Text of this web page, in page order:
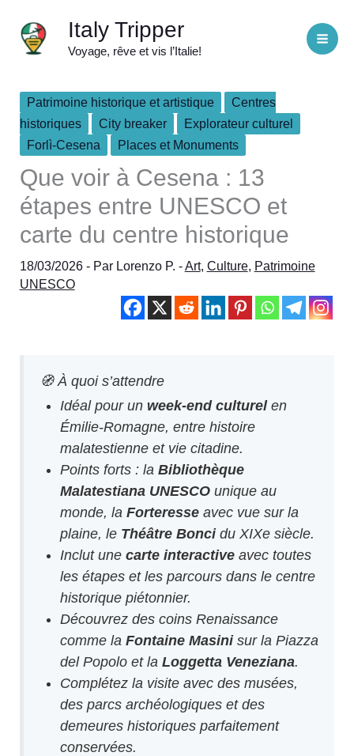
contenu
Italy Tripper
Voyage, rêve et vis l’Italie!
Patrimoine historique et artistique
Centres
historiques
City breaker
Explorateur culturel
Forlì-Cesena
Places et Monuments
Que voir à Cesena : 13
étapes entre UNESCO et
carte du centre historique
18/03/2026 - Par Lorenzo P. -Art, Culture, Patrimoine
UNESCO
🧭 À quoi s’attendre
Idéal pour un week-end culturelen
Émilie-Romagne, entre histoire
malatestienne et vie citadine.
Points forts : laBibliothèque
Malatestiana UNESCO unique au
monde, laForteresse avec vue sur la
plaine, le Théâtre Boncidu XIXe siècle.
Inclut unecarte interactive avec toutes
les étapes et les parcours dans le centre
historique piétonnier.
Découvrez des coins Renaissance
comme laFontaine Masinisur la Piazza
del Popolo et laLoggetta Veneziana.
Complétez la visite avec des musées,
des parcs archéologiques et des
demeures historiques parfaitement
conservées.